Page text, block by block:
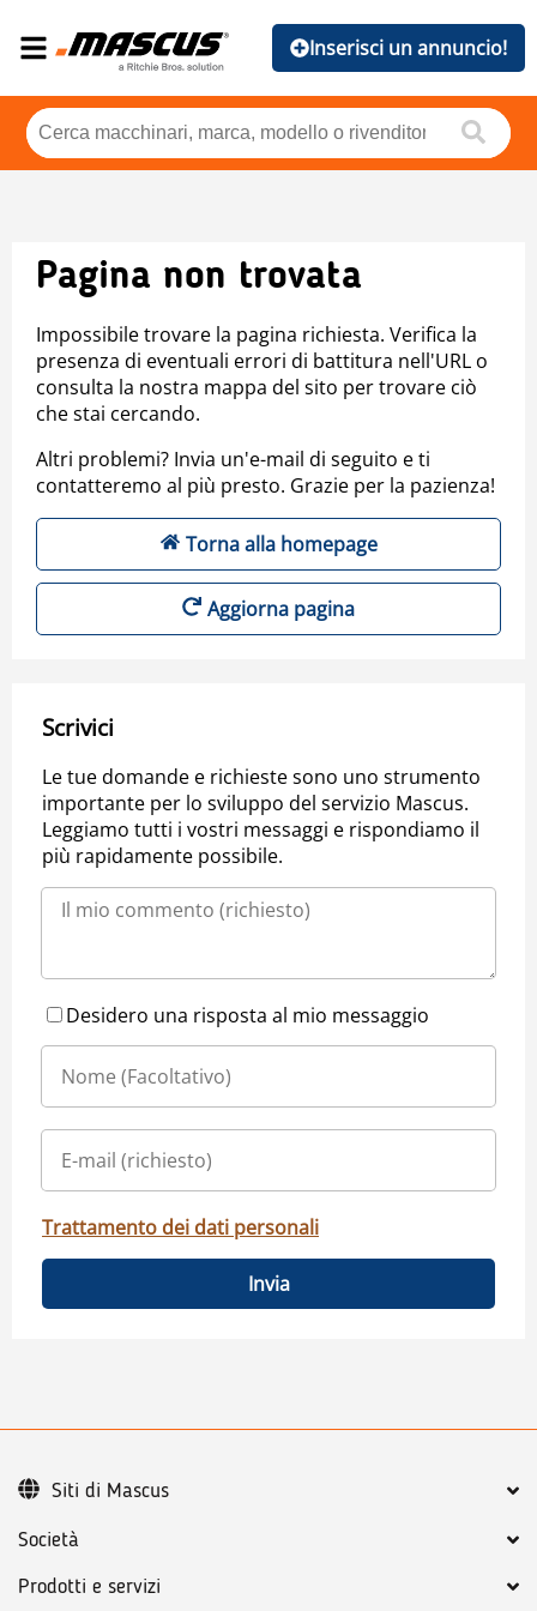
Inserisci un annuncio!
Pagina non trovata
Impossibile trovare la pagina richiesta. Verifica la
presenza di eventuali errori di battitura nell'URL o
consulta la nostra mappa del sito per trovare ciò
che stai cercando.
Altri problemi? Invia un'e-mail di seguito e ti
contatteremo al più presto. Grazie per la pazienza!
Torna alla homepage
Aggiorna pagina
Scrivici
Le tue domande e richieste sono uno strumento
importante per lo sviluppo del servizio Mascus.
Leggiamo tutti i vostri messaggi e rispondiamo il
più rapidamente possibile.
Desidero una risposta al mio messaggio
Trattamento dei dati personali
Invia
Società
Prodotti e servizi
Siti di Mascus